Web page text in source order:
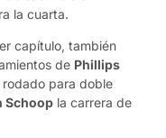
la cuarta.
capítulo, también
de Phillips
para doble
Schoop la carrera de